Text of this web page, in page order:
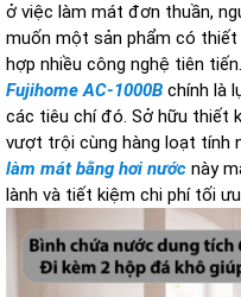
ở việc làm mát đơn thuần,
muốn một sản phẩm có thiết
hợp nhiều công nghệ tiên tiến.
Fujihome AC-1000B chính là
các tiêu chí đó. Sở hữu thiết
vượt trội cùng hàng loạt tính
làm mát bằng hơi nước này
lành và tiết kiệm chi phí tối